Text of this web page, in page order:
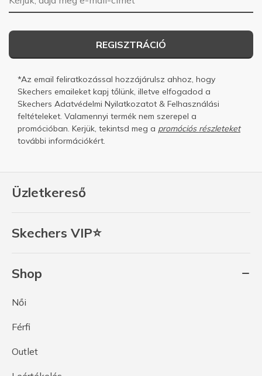
Üzletkereső
Skechers VIP⭐
Shop
Női
Férfi
Outlet
REGISZTRÁCIÓ
*Az email feliratkozással hozzájárulsz ahhoz, hogy
Skechers emaileket kapj tőlünk, illetve elfogadod a
Skechers Adatvédelmi Nyilatkozatot & Felhasználási
feltételeket. Valamennyi termék nem szerepel a
promócióban. Kerjük, tekintsd meg a promóciós részleteket
további információkért.